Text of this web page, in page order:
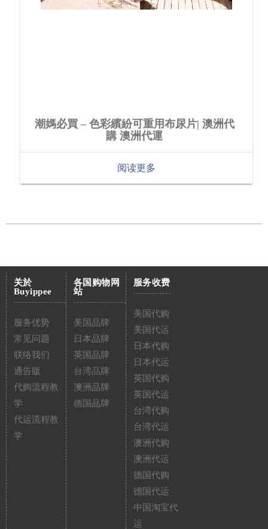
潮媽必買 – 色彩繽紛可重用布尿片| 澳洲代
購 澳洲代運
阅读更多
关於
Buyippee
服务优势
常见问题
联络我们
通告版
代购流程教
学
代运流程教
学
各国购物网
站
美国品牌
日本品牌
英国品牌
台湾品牌
澳洲品牌
德国品牌
服务收费
美国代购
美国代运
日本代购
日本代运
英国代购
英国代运
台湾代购
台湾代运
澳洲代购
澳洲代运
德国代购
德国代运
中国淘宝代
运